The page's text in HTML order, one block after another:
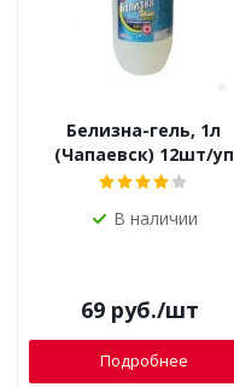
Белизна-гель, 1л
(Чапаевск) 12шт/уп
В наличии
69руб./шт
Подробнее